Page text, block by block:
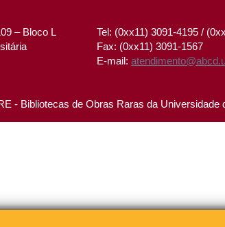
– Bloco L
Tel: (0xx11) 3091-4195 /
Fax: (0xx11) 3091-1567
E-mail:
- Bibliotecas de Obras Raras da Universidade